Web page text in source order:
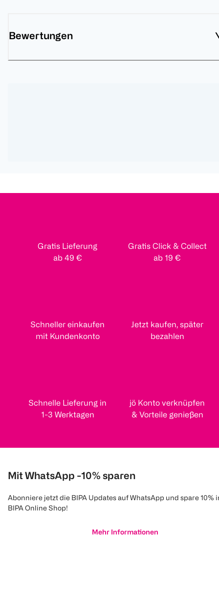
Bewertungen
Gratis Lieferung
ab 49 €
Gratis Click & Collect
ab 19 €
Schneller einkaufen
mit Kundenkonto
Jetzt kaufen, später
bezahlen
Schnelle Lieferung in
1-3 Werktagen
jö Konto verknüpfen
& Vorteile genießen
Mit WhatsApp -10% sparen
Abonniere jetzt die BIPA Updates auf WhatsApp und spare 10%
BIPA Online Shop!
Mehr Informationen